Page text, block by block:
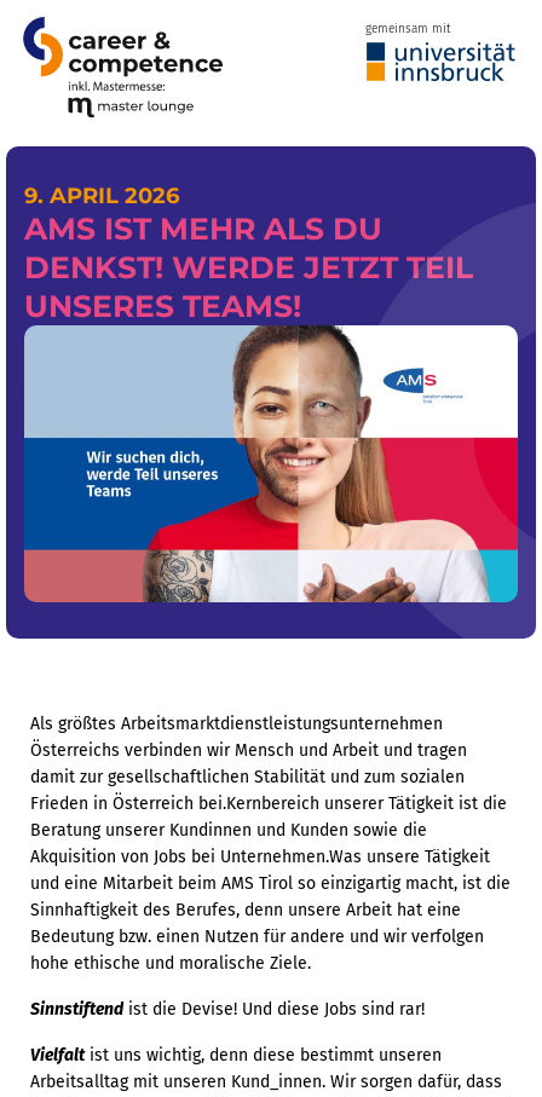
gemeinsam mit
9. APRIL 2026
AMS IST MEHR ALS DU
DENKST! WERDE JETZT TEIL
UNSERES TEAMS!
Als größtes Arbeitsmarktdienstleistungsunternehmen
Österreichs verbinden wir Mensch und Arbeit und tragen
damit zur gesellschaftlichen Stabilität und zum sozialen
Frieden in Österreich bei.Kernbereich unserer Tätigkeit ist die
Beratung unserer Kundinnen und Kunden sowie die
Akquisition von Jobs bei Unternehmen.Was unsere Tätigkeit
und eine Mitarbeit beim AMS Tirol so einzigartig macht, ist die
Sinnhaftigkeit des Berufes, denn unsere Arbeit hat eine
Bedeutung bzw. einen Nutzen für andere und wir verfolgen
hohe ethische und moralische Ziele.
Sinnstiftendist die Devise! Und diese Jobs sind rar!
Vielfaltist uns wichtig, denn diese bestimmt unseren
Arbeitsalltag mit unseren Kund_innen. Wir sorgen dafür, dass